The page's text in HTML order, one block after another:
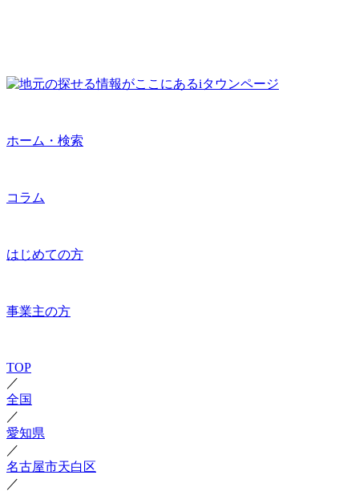
ホーム・検索
コラム
はじめての方
事業主の方
TOP
／
全国
／
愛知県
／
名古屋市天白区
／